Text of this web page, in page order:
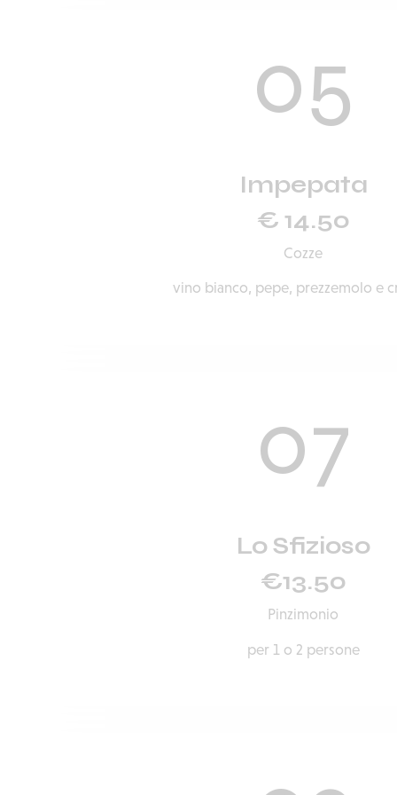
05
Impepata
€ 14.50
Cozze
vino bianco, pepe, prezzemolo e
07
Lo Sfizioso
€13.50
Pinzimonio
per 1 o 2 persone